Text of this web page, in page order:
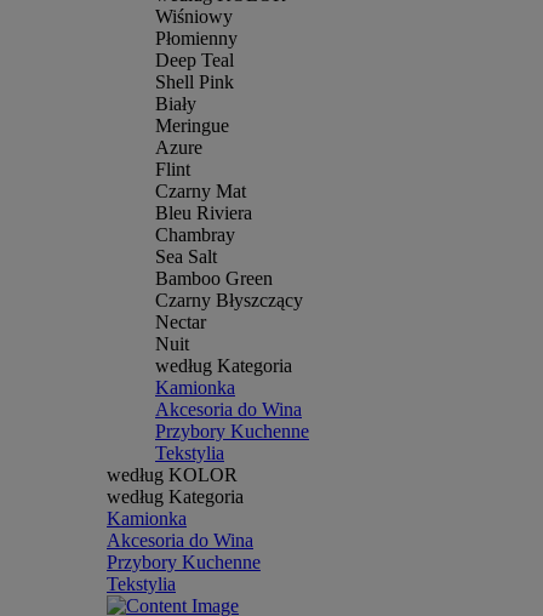
Wiśniowy
Płomienny
Deep Teal
Shell Pink
Biały
Meringue
Azure
Flint
Czarny Mat
Bleu Riviera
Chambray
Sea Salt
Bamboo Green
Czarny Błyszczący
Nectar
Nuit
według Kategoria
Kamionka
Akcesoria do Wina
Przybory Kuchenne
Tekstylia
według KOLOR
według Kategoria
Kamionka
Akcesoria do Wina
Przybory Kuchenne
Tekstylia